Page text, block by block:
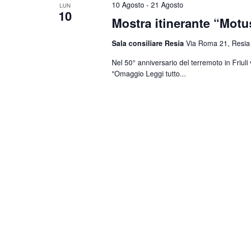
LUN
10 Mostra itinerante
10 Agosto - 21 Agosto
Sala consiliare Resia Via Roma 21, Resia
Nel 50° anniversario del terremoto in
"Omaggio Leggi tutto...